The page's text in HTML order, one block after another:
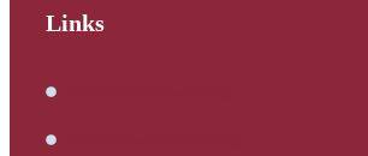
Links